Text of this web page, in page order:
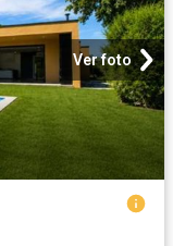
Ver foto